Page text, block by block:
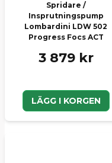
Spridare /
Insprutningspump
Lombardini LDW 502
Progress Focs ACT
3 879 kr
LÄGG I KORGEN